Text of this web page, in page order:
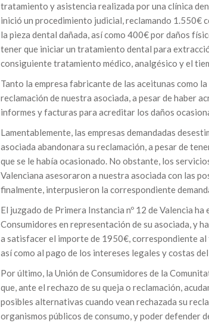
tratamiento y asistencia realizada por una clínica
inició un procedimiento judicial, reclamando
la pieza dental dañada, así como 400€ por daños
tener que iniciar un tratamiento dental para
consiguiente tratamiento médico, analgésico y el
Tanto la empresa fabricante de las aceitunas como
reclamación de nuestra asociada, a pesar de haber
informes y facturas para acreditar los daños
Lamentablemente, las empresas demandadas
asociada abandonara su reclamación, a pesar de
que se le había ocasionado. No obstante, los
Valenciana asesoraron a nuestra asociada con las
finalmente, interpusieron la correspondiente
El juzgado de Primera Instancia nº 12 de Valencia
Consumidores en representación de su asociada, y
a satisfacer el importe de 1950€, correspondiente
así como al pago de los intereses legales y costas
Por último, la Unión de Consumidores de la
que, ante el rechazo de su queja o reclamación,
posibles alternativas cuando vean rechazada su
organismos públicos de consumo, y poder defender